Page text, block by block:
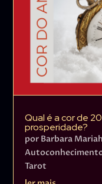
Qual é a cor de
prosperidade?
por Barbara Mariah
Tarot